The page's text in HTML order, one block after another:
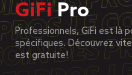
GiFiPro
Professionnels, GiFi est là
spécifiques. Découvrez
est gratuite!